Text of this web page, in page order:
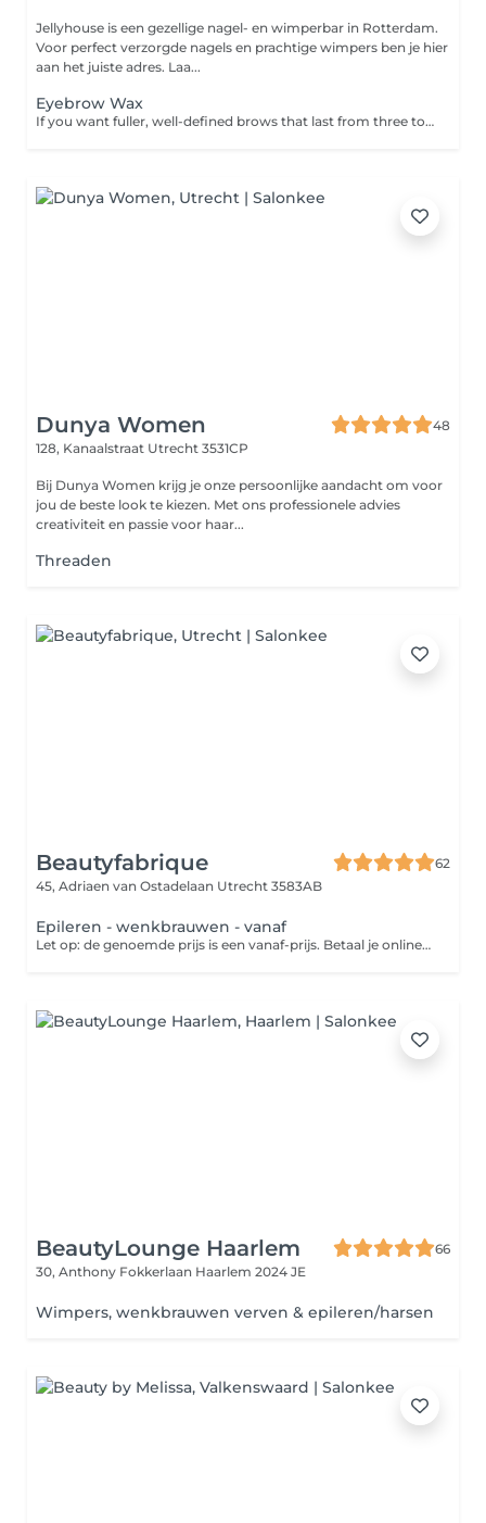
Jellyhouse is een gezellige nagel- en wimperbar in Rotterdam.
Voor perfect verzorgde nagels en prachtige wimpers ben je hier
aan het juiste adres. Laa...
Eyebrow Wax
If you want fuller, well-defined brows that last from three to five weeks, book in for a wax and tint. Please note: If you have not had a patch at this salon in the last 6 months then a patch test is required 24 to 48 hours prior to your appointment. Please contact the salon to arrange this.
Dunya Women
48
128, Kanaalstraat Utrecht 3531CP
Bij Dunya Women krijg je onze persoonlijke aandacht om voor
jou de beste look te kiezen. Met ons professionele advies
creativiteit en passie voor haar...
Threaden
Beautyfabrique
62
45, Adriaen van Ostadelaan Utrecht 3583AB
Epileren - wenkbrauwen - vanaf
Let op: de genoemde prijs is een vanaf-prijs. Betaal je online? Dan wordt het eventuele prijsverschil verrekend in de salon.
BeautyLounge Haarlem
66
30, Anthony Fokkerlaan Haarlem 2024 JE
Wimpers, wenkbrauwen verven & epileren/harsen